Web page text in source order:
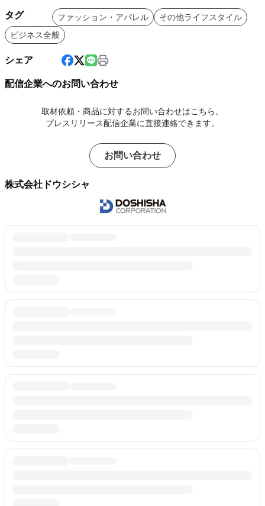
タグ ファッション・アパレル
その他ライフスタイル
ビジネス全般
シェア
配信企業へのお問い合わせ
取材依頼・商品に対するお問い合わせはこちら。
プレスリリース配信企業に直接連絡できます。
お問い合わせ
株式会社ドウシシャ